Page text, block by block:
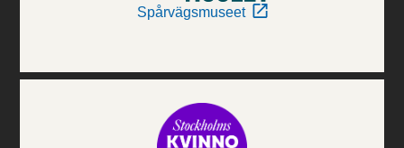
Spårvägsmuseet